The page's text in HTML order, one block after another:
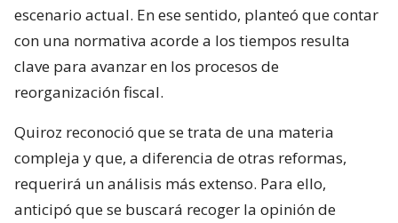
escenario actual. En ese sentido, planteó que contar
con una normativa acorde a los tiempos resulta
clave para avanzar en los procesos de
reorganización fiscal.
Quiroz reconoció que se trata de una materia
compleja y que, a diferencia de otras reformas,
requerirá un análisis más extenso. Para ello,
anticipó que se buscará recoger la opinión de